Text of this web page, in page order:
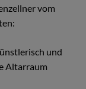
vom
und
Altarraum